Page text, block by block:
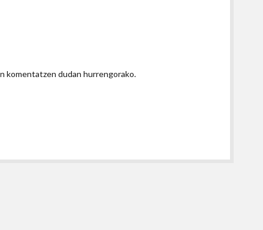
komentatzen dudan hurrengorako.